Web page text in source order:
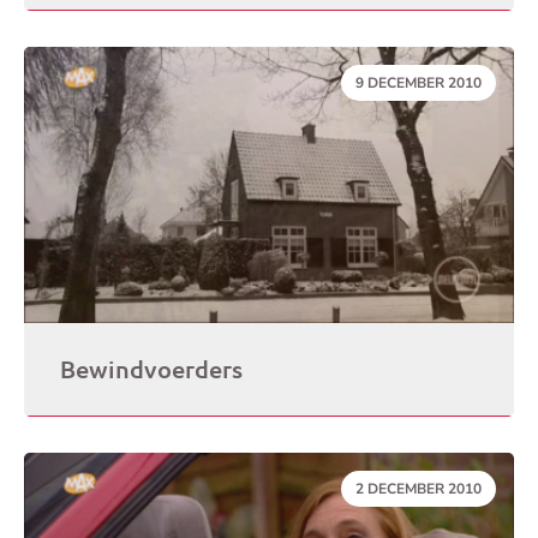
DATUM:
9 DECEMBER 2010
Bewindvoerders
DATUM:
2 DECEMBER 2010